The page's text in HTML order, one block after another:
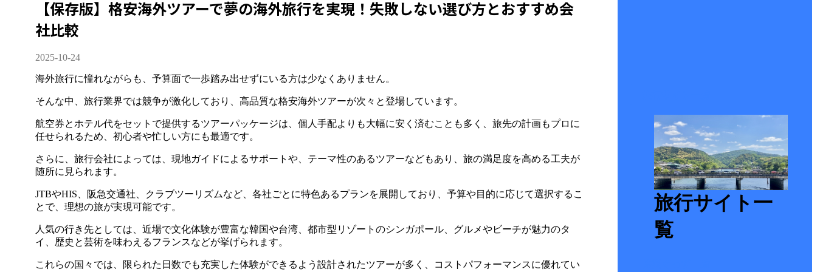
【保存版】格安海外ツアーで夢の海外旅行を実現！失敗しない選び方とおすすめ会
社比較
2025-10-24
海外旅行に憧れながらも、予算面で一歩踏み出せずにいる方は少なくありません。
そんな中、旅行業界では競争が激化しており、高品質な格安海外ツアーが次々と登場しています。
航空券とホテル代をセットで提供するツアーパッケージは、個人手配よりも大幅に安く済むことも多く、旅先の計画もプロに
任せられるため、初心者や忙しい方にも最適です。
さらに、旅行会社によっては、現地ガイドによるサポートや、テーマ性のあるツアーなどもあり、旅の満足度を高める工夫が
随所に見られます。
JTBやHIS、阪急交通社、クラブツーリズムなど、各社ごとに特色あるプランを展開しており、予算や目的に応じて選択するこ
とで、理想の旅が実現可能です。
人気の行き先としては、近場で文化体験が豊富な韓国や台湾、都市型リゾートのシンガポール、グルメやビーチが魅力のタ
イ、歴史と芸術を味わえるフランスなどが挙げられます。
これらの国々では、限られた日数でも充実した体験ができるよう設計されたツアーが多く、コストパフォーマンスに優れてい
旅行サイト一
覧